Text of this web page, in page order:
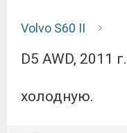
Volvo S60 II
D5 AWD, 2011 г.в. "Троит" на
холодную.